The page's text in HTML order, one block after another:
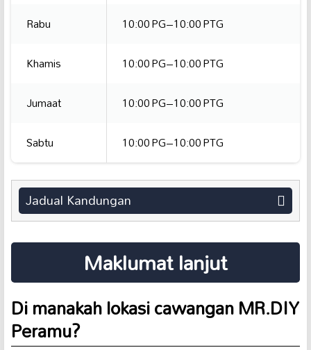
Rabu
10:00 PG–10:00 PTG
Khamis
10:00 PG–10:00 PTG
Jumaat
10:00 PG–10:00 PTG
Sabtu
10:00 PG–10:00 PTG
Jadual Kandungan
Maklumat lanjut
Di manakah lokasi cawanganMR.DIY
Peramu?